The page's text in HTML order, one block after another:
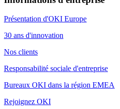
Présentation d'OKI Europe
30 ans d'innovation
Nos clients
Responsabilité sociale d'entreprise
Bureaux OKI dans la région EMEA
Rejoignez OKI